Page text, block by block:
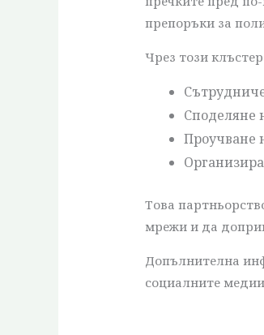
препоръки за
Чрез този
Споделяне
Проучване
Това
мрежи и да
Допълнителна
социалните